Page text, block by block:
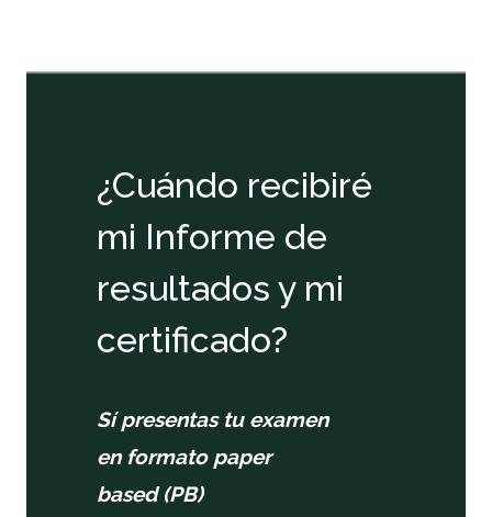
¿Cuándo recibiré
mi Informe de
resultados y mi
certificado?
Sí presentas tu examen
en formato paper
based (PB)